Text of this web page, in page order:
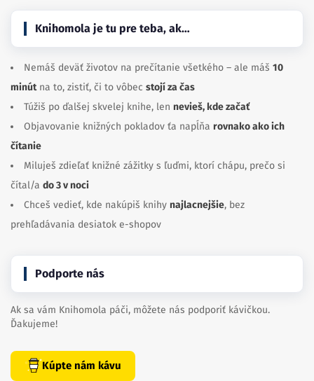
Knihomola je tu pre teba, ak…
Nemáš deväť životov na prečítanie všetkého – ale máš 10
minútna to, zistiť, či to vôbec stojí za čas
Túžiš po ďalšej skvelej knihe, len nevieš, kde začať
Objavovanie knižných pokladov ťa napĺňa rovnako ako ich
čítanie
Miluješ zdieľať knižné zážitky s ľuďmi, ktorí chápu, prečo si
čítal/a do 3 v noci
Chceš vedieť, kde nakúpiš knihy najlacnejšie, bez
prehľadávania desiatok e-shopov
Podporte nás
Ak sa vám Knihomola páči, môžete nás podporiť kávičkou.
Ďakujeme!
Kúpte nám kávu